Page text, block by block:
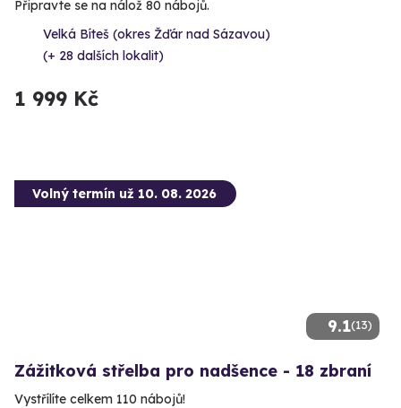
Připravte se na nálož 80 nábojů.
Velká Bíteš (okres Žďár nad Sázavou)
(+ 28 dalších lokalit)
1 999 Kč
9.1(13)
Volný termín už 10. 08. 2026
Zážitková střelba pro nadšence - 18 zbraní
Vystřílíte celkem 110 nábojů!